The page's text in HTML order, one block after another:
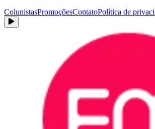
ColunistasPromoçõesContatoPolítica de